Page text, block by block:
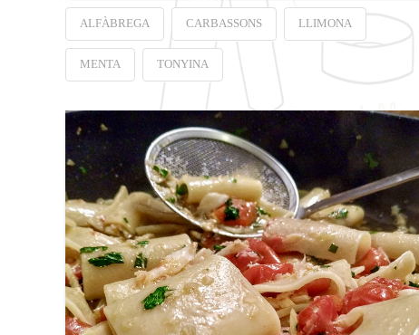
ALFÀBREGA CARBASSONS LLIMONA
MENTA TONYINA